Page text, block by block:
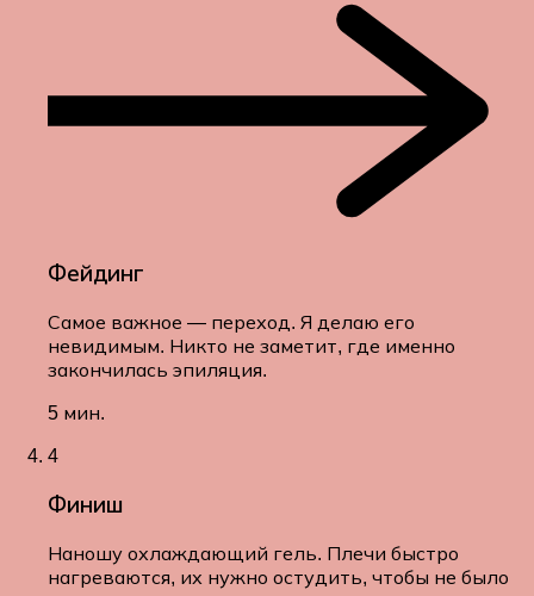
Фейдинг
Самое важное — переход. Я делаю его
невидимым. Никто не заметит, где именно
закончилась эпиляция.
5 мин.
4
Финиш
Наношу охлаждающий гель. Плечи быстро
нагреваются, их нужно остудить, чтобы не было